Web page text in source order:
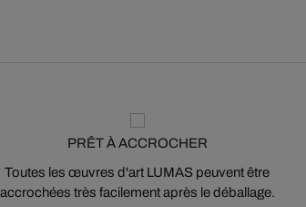
PRÊT À ACCROCHER
Toutes les œuvres d'art LUMAS peuvent être
accrochées très facilement après le déballage.